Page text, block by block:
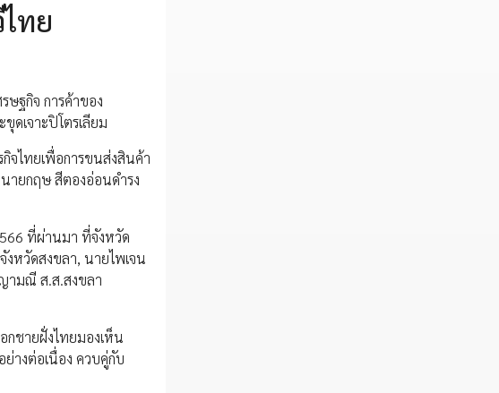
ทย
ฐกิจ การค้าของ
ดเจาะปิโตรเลียม
จไทยเพื่อการขนส่งสินค้า
ายกฤษ สีตองอ่อนดำรง
ที่ผ่านมา ที่จังหวัด
งหวัดสงขลา, นายไพเจน
ามณี ส.ส.สงขลา
กชายฝั่งไทยมองเห็น
างต่อเนื่อง ควบคู่กับ